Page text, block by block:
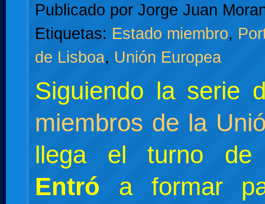
Publicado por Jorge Juan
Etiquetas: Estado miembro,
de Lisboa, Unión Europea
Siguiendo la serie
miembros de la
llega el turno
Entró a formar